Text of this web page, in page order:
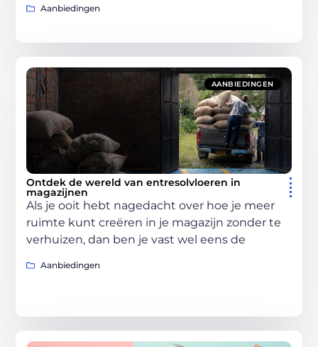
Aanbiedingen
AANBIEDINGEN
Ontdek de wereld van entresolvloeren in
magazijnen
Als je ooit hebt nagedacht over hoe je meer
ruimte kunt creëren in je magazijn zonder te
verhuizen, dan ben je vast wel eens de
Aanbiedingen